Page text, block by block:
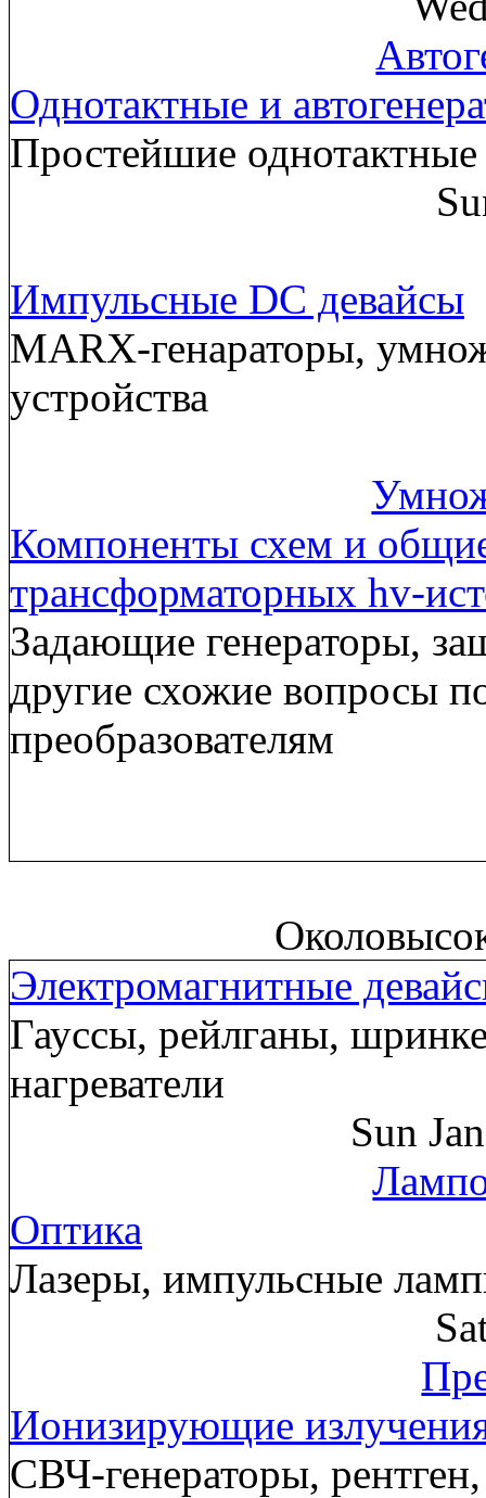
Однотактные и
Простейшие
Импульсные DC девайсы
MARX-генараторы,
устройства
Компоненты схем и
трансформаторных hv-
Задающие генераторы,
другие схожие вопросы
преобразователям
Электромагнитные
Гауссы, рейлганы,
нагреватели
Sun
Оптика
Лазеры, импульсные
Ионизирующие
СВЧ-генераторы,